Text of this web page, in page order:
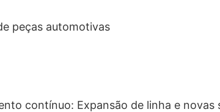
peças automotivas
contínuo: Expansão de linha e novas